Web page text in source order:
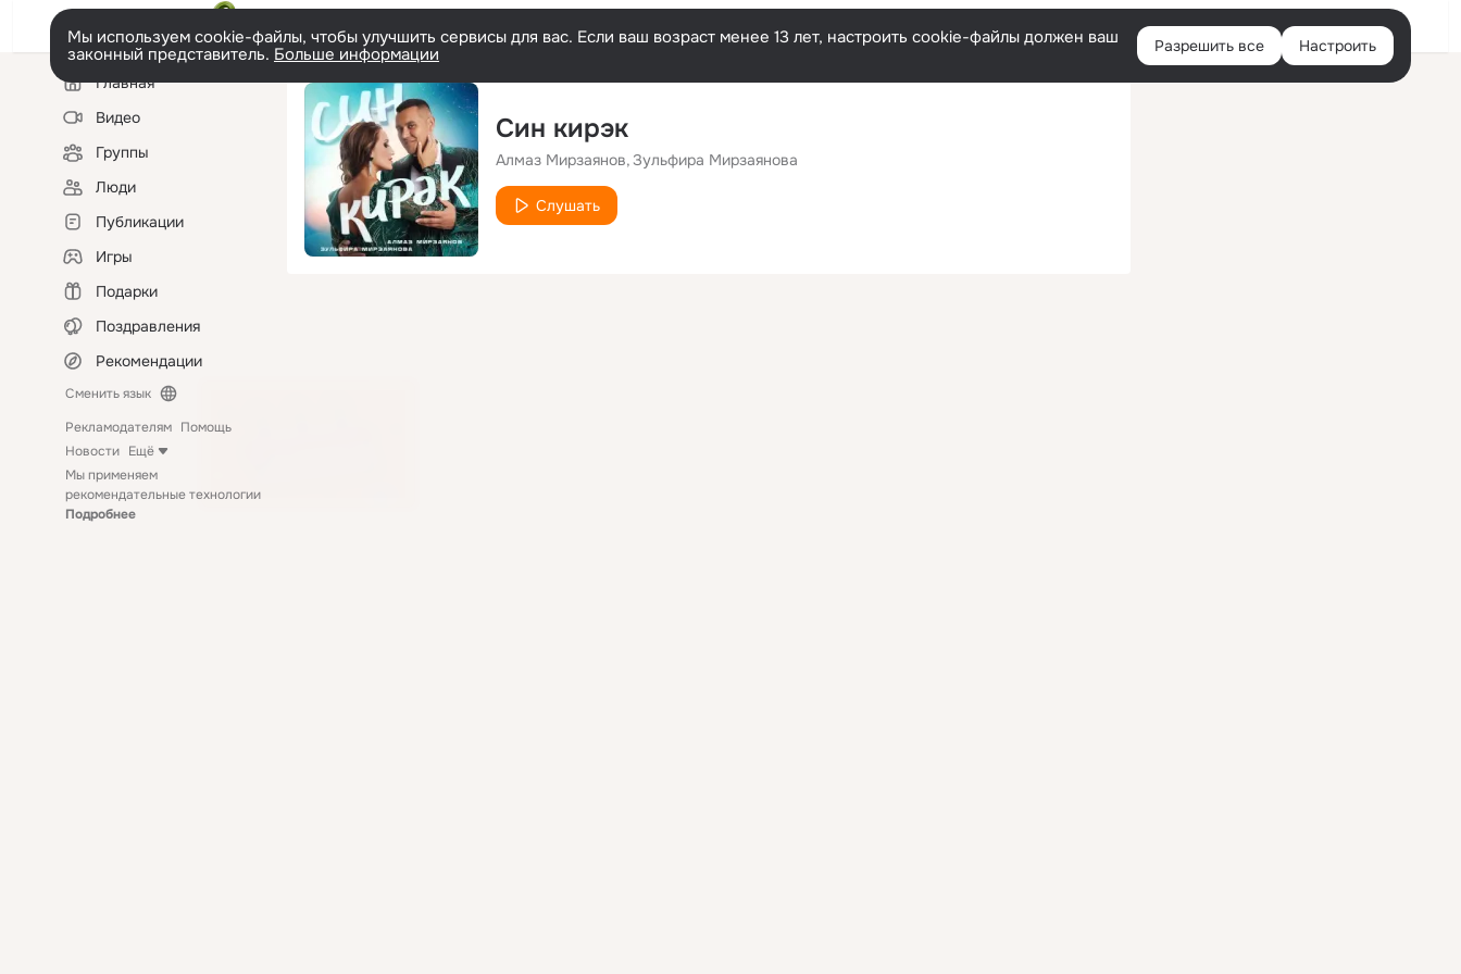
Войти
Мы используем cookie-файлы, чтобы улучшить сервисы для вас. Если ваш возраст менее 13 лет, настроить cookie-файлы должен ваш
законный представитель. Больше информации Разрешить все Настроить
Левая
колонкаГлавная
Видео
Группы
Люди
Публикации
Игры
Подарки
Поздравления
Рекомендации
Сменить язык
Рекламодателям Помощь
Новости Ещё
Мы применяем
рекомендательные технологии
Подробнее
Син кирэк
Алмаз Мирзаянов Зульфира Мирзаянова
Слушать